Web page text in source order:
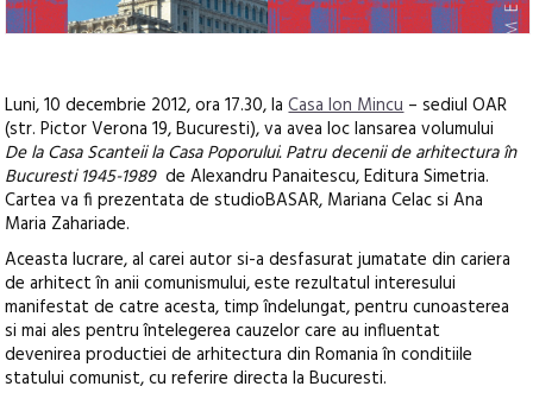
Luni, 10 decembrie 2012, ora 17.30, laCasa Ion Mincu– sediul OAR
(str. Pictor Verona 19, Bucuresti), va avea loc lansarea volumului
De la Casa Scanteii la Casa Poporului. Patru decenii de arhitectura în
Bucuresti 1945-1989de Alexandru Panaitescu, Editura Simetria.
Cartea va fi prezentata de studioBASAR, Mariana Celac si Ana
Maria Zahariade.
Aceasta lucrare, al carei autor si-a desfasurat jumatate din cariera
de arhitect în anii comunismului, este rezultatul interesului
manifestat de catre acesta, timp îndelungat, pentru cunoasterea
si mai ales pentru întelegerea cauzelor care au influentat
devenirea productiei de arhitectura din Romania în conditiile
statului comunist, cu referire directa la Bucuresti.